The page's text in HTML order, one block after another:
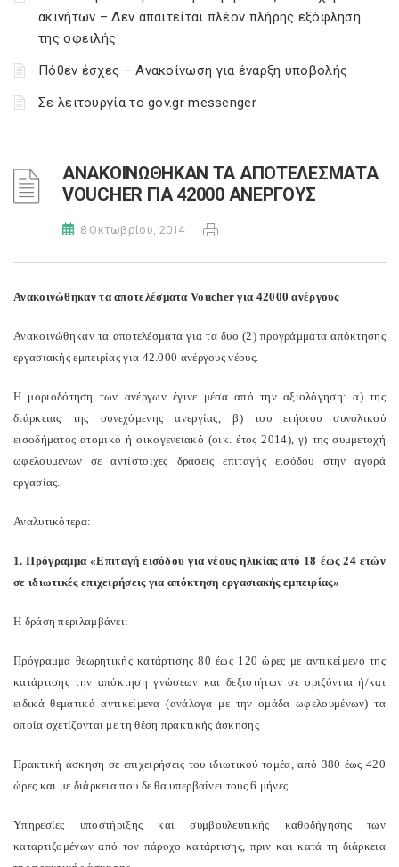
ακινήτων – Δεν απαιτείται πλέον πλήρης εξόφληση
της οφειλής
Πόθεν έσχες – Ανακοίνωση για έναρξη υποβολής
Σε λειτουργία το gov.gr messenger
ΑΝΑΚΟΙΝΩΘΗΚΑΝ ΤΑ ΑΠΟΤΕΛΕΣΜΑΤΑ
VOUCHER ΓΙΑ 42000 ΑΝΕΡΓΟΥΣ
8 Οκτωβρίου, 2014
Ανακοινώθηκαν τα αποτελέσματα Voucher για 42000 ανέργους
Ανακοινώθηκαν τα αποτελέσματα για τα δυο (2) προγράμματα απόκτησης
εργασιακής εμπειρίας για 42.000 ανέργους νέους.
Η μοριοδότηση των ανέργων έγινε μέσα από την αξιολόγηση: α) της
διάρκειας της συνεχόμενης ανεργίας, β) του ετήσιου συνολικού
εισοδήματος ατομικό ή οικογενειακό (οικ. έτος 2014), γ) της συμμετοχή
ωφελουμένων σε αντίστοιχες δράσεις επιταγής εισόδου στην αγορά
εργασίας.
Αναλυτικότερα:
1. Πρόγραμμα «Επιταγή εισόδου για νέους ηλικίας από 18 έως 24 ετών
σε ιδιωτικές επιχειρήσεις για απόκτηση εργασιακής εμπειρίας»
Η δράση περιλαμβάνει:
Πρόγραμμα θεωρητικής κατάρτισης 80 έως 120 ώρες με αντικείμενο της
κατάρτισης την απόκτηση γνώσεων και δεξιοτήτων σε οριζόντια ή/και
ειδικά θεματικά αντικείμενα (ανάλογα με την ομάδα ωφελουμένων) τα
οποία σχετίζονται με τη θέση πρακτικής άσκησης
Πρακτική άσκηση σε επιχειρήσεις του ιδιωτικού τομέα, από 380 έως 420
ώρες και με διάρκεια που δε θα υπερβαίνει τους 6 μήνες
Υπηρεσίες υποστήριξης και συμβουλευτικής καθοδήγησης των
καταρτιζομένων από τον πάροχο κατάρτισης, πριν και κατά τη διάρκεια